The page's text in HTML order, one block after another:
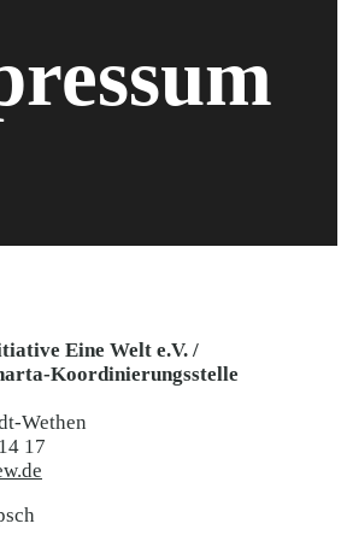
Eine Welt e.V. /
Koordinierungsstelle
Wethen
17